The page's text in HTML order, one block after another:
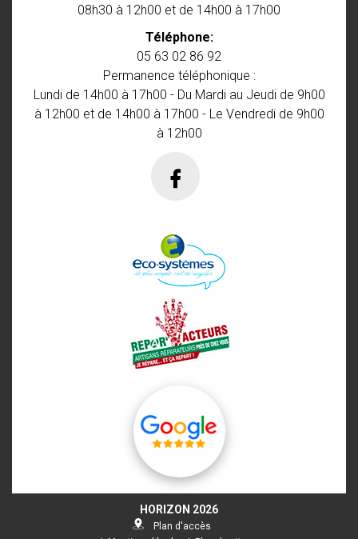
08h30 à 12h00 et de 14h00 à 17h00
Téléphone:
05 63 02 86 92
Permanence téléphonique :
Lundi de 14h00 à 17h00 - Du Mardi au Jeudi de 9h00
à 12h00 et de 14h00 à 17h00 - Le Vendredi de 9h00
à 12h00
HORIZON 2026
Plan d'accès